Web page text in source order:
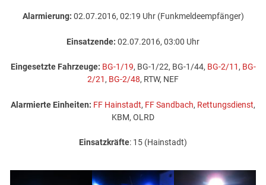
Alarmierung: 02.07.2016, 02:19 Uhr (Funkmeldeempfänger)
Einsatzende: 02.07.2016, 03:00 Uhr
Eingesetzte Fahrzeuge: BG-1/19, BG-1/22, BG-1/44, BG-2/11, BG-
2/21, BG-2/48, RTW, NEF
Alarmierte Einheiten: FF Hainstadt, FF Sandbach, Rettungsdienst,
KBM, OLRD
Einsatzkräfte: 15 (Hainstadt)